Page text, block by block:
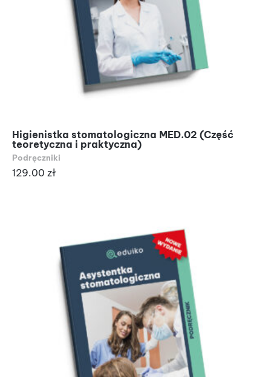
Higienistka stomatologiczna MED.02 (Część
teoretyczna i praktyczna)
Podręczniki
129.00 zł